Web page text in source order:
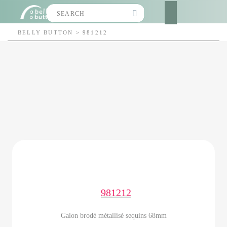
BELLY BUTTON >981212
981212
Galon brodé métallisé sequins 68mm